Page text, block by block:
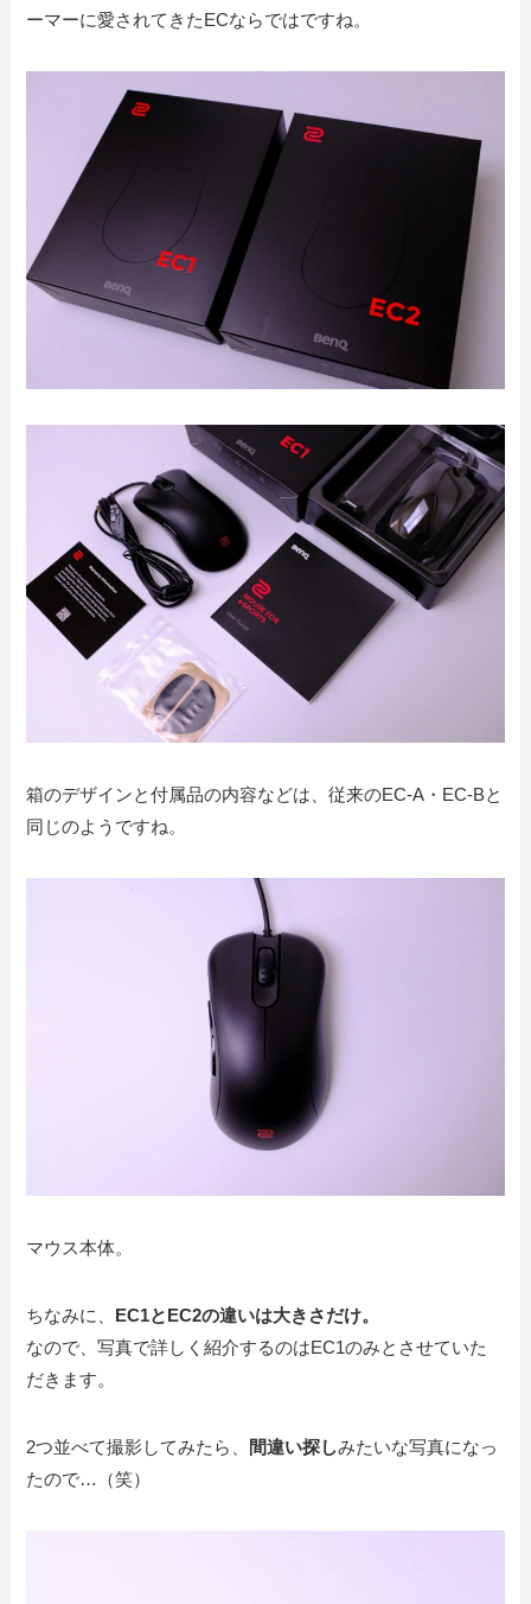
ーマーに愛されてきたECならではですね。
箱のデザインと付属品の内容などは、従来のEC-A・EC-Bと
同じのようですね。
マウス本体。
ちなみに、
EC1とEC2の違いは大きさだけ。
なので、写真で詳しく紹介するのはEC1のみとさせていた
だきます。
2つ並べて撮影してみたら、 間違い探しみたいな写真になっ
たので…（笑）